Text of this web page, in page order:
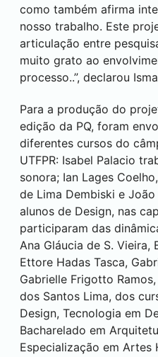
como também afirma
nosso trabalho. Este
articulação entre
muito grato ao
processo..”, declarou
Para a produção do
edição da PQ, foram
diferentes cursos do
UTFPR: Isabel Palacio
sonora; Ian Lages
de Lima Dembiski e
alunos de Design, nas
participaram das
Ana Gláucia de S. Vieira,
Ettore Hadas Tasca,
Gabrielle Frigotto
dos Santos Lima, dos
Design, Tecnologia em
Bacharelado em
Especialização em Artes